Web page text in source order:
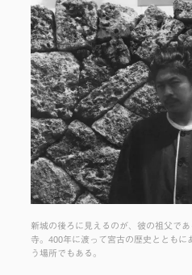
新城の後ろに見えるのが、彼の祖父で
寺。400年に渡って宮古の歴史とともに
う場所でもある。